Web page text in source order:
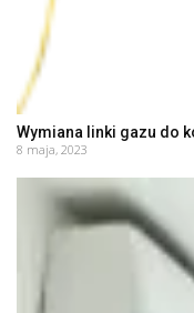
Wymiana linki gazu do
8 maja, 2023